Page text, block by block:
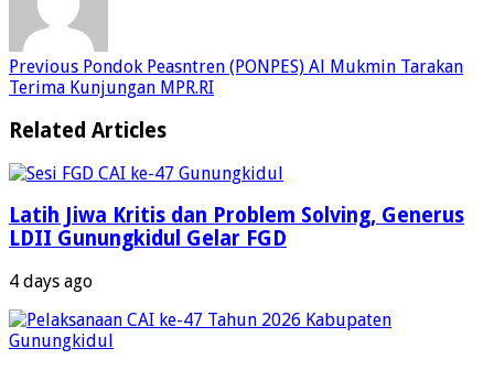
Previous Pondok Peasntren (PONPES) Al Mukmin Tarakan
Terima Kunjungan MPR.RI
Related Articles
Latih Jiwa Kritis dan Problem Solving, Generus
LDII Gunungkidul Gelar FGD
4 days ago